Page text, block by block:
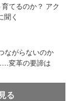
てるのか？ アク
聞く
ながらないのか
変革の要諦は
る